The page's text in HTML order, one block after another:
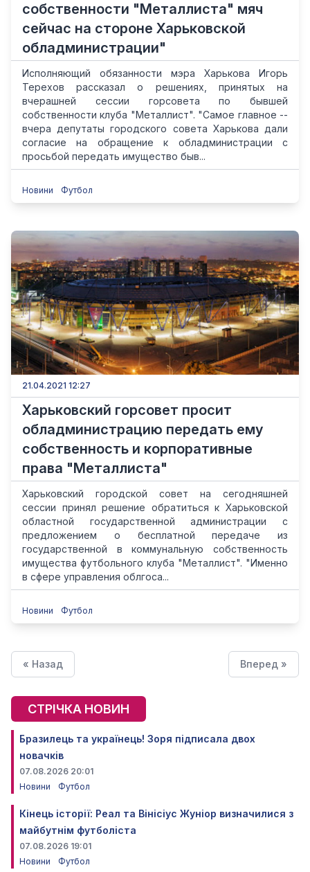
собственности "Металлиста" мяч
сейчас на стороне Харьковской
обладминистрации"
Исполняющий обязанности мэра Харькова Игорь
Терехов рассказал о решениях, принятых на
вчерашней сессии горсовета по бывшей
собственности клуба "Металлист". "Самое главное --
вчера депутаты городского совета Харькова дали
согласие на обращение к обладминистрации с
просьбой передать имущество быв...
Новини Футбол
21.04.2021 12:27
Харьковский горсовет просит
обладминистрацию передать ему
собственность и корпоративные
права "Металлиста"
Харьковский городской совет на сегодняшней
сессии принял решение обратиться к Харьковской
областной государственной администрации с
предложением о бесплатной передаче из
государственной в коммунальную собственность
имущества футбольного клуба "Металлист". "Именно
в сфере управления облгоса...
Новини Футбол
« Назад Вперед »
СТРІЧКА НОВИН
Бразилець та українець! Зоря підписала двох
новачків
07.08.2026 20:01
Новини
Футбол
Кінець історії: Реал та Вінісіус Жуніор визначилися з
майбутнім футболіста
07.08.2026 19:01
Новини
Футбол